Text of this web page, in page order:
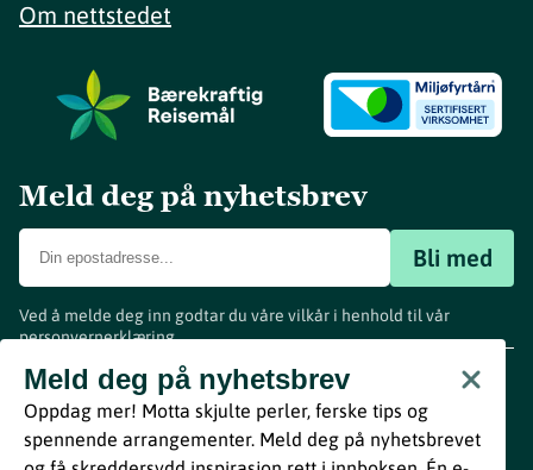
Om nettstedet
Meld deg på nyhetsbrev
Bli med
Ved å melde deg inn godtar du våre vilkår i henhold til vår
personvernerklæring.
Meld deg på nyhetsbrev
Oppdag mer! Motta skjulte perler, ferske tips og
spennende arrangementer. Meld deg på nyhetsbrevet
www.visitvestfold.com
Turistinformasjon
Vestfold Fylkeskommune